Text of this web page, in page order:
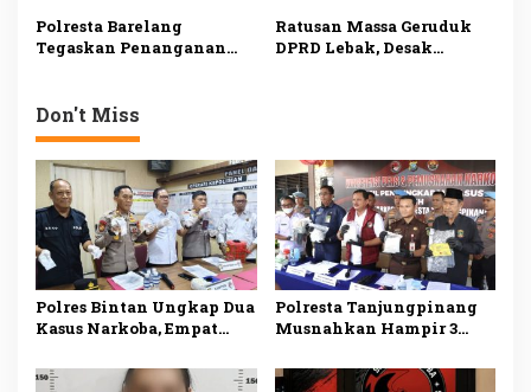
Anak di Mantang, Satu
Tersangka Ditangkap
Seksual Anak di Maja
Sesuai Prosedur
Polresta Barelang
Tegaskan Penanganan
Orang Jadi Tersangka
Ratusan Massa Geruduk
DPRD Lebak, Desak
Don't Miss
Polres Bintan Ungkap Dua
Kasus Narkoba, Empat
Sabu dan Ekstasi Disita
Polresta Tanjungpinang
Musnahkan Hampir 3
Malaysia, Dua Tersangka